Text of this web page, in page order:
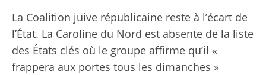
La Coalition juive républicaine reste à l’écart de
l’État. La Caroline du Nord est absente de la liste
des États clés où le groupe affirme qu’il «
frappera aux portes tous les dimanches »